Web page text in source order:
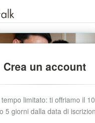
Crea un account
limitato: ti offriamo il
5 giorni dalla data di